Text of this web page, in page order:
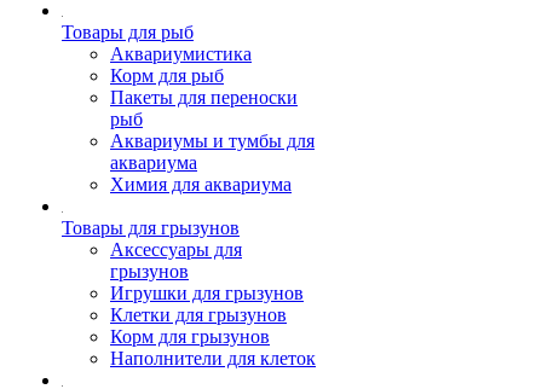
Товары для рыб
Аквариумистика
Корм для рыб
Пакеты для переноски
рыб
Аквариумы и тумбы для
аквариума
Химия для аквариума
Товары для грызунов
Аксессуары для
грызунов
Игрушки для грызунов
Клетки для грызунов
Корм для грызунов
Наполнители для клеток